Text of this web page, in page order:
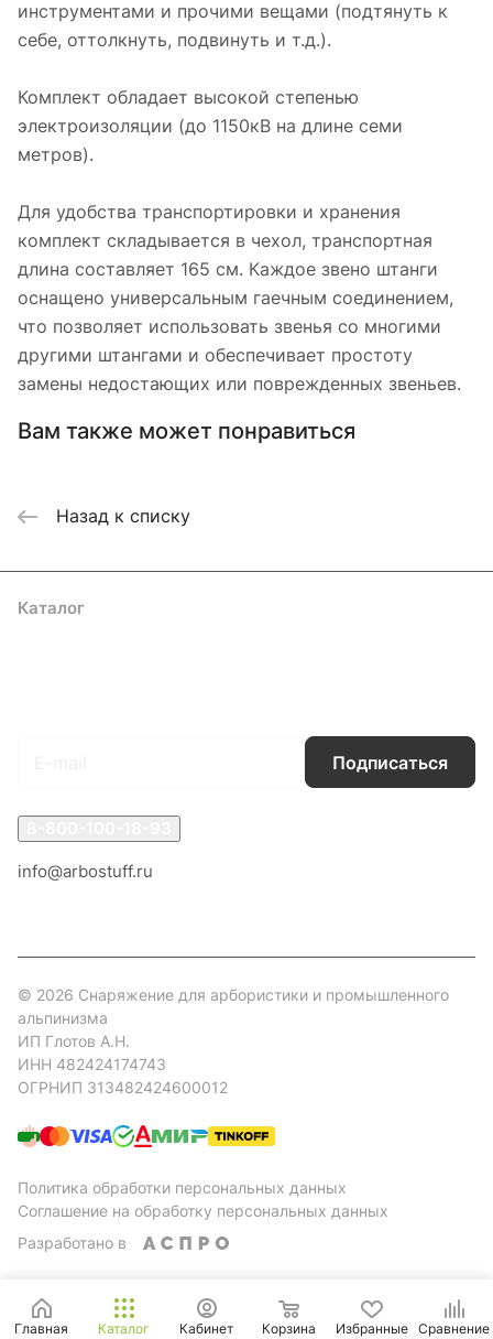
инструментами и прочими вещами (подтянуть к
себе, оттолкнуть, подвинуть и т.д.).
Комплект обладает высокой степенью
электроизоляции (до 1150кВ на длине семи
метров).
Для удобства транспортировки и хранения
комплект складывается в чехол, транспортная
длина составляет 165 см. Каждое звено штанги
оснащено универсальным гаечным соединением,
что позволяет использовать звенья со многими
другими штангами и обеспечивает простоту
замены недостающих или поврежденных звеньев.
Вам также может понравиться
Назад к списку
Каталог
Подписаться
info@arbostuff.ru
© 2026 Снаряжение для арбористики и промышленного
альпинизма
ИП Глотов А.Н.
ИНН 482424174743
ОГРНИП 313482424600012
Политика обработки персональных данных
Соглашение на обработку персональных данных
Разработано в
Главная Каталог Кабинет Корзина Избранные Сравнение